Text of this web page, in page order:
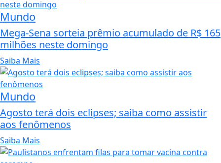
Mundo
Mega-Sena sorteia prêmio acumulado de R$ 165
milhões neste domingo
Saiba Mais
Mundo
Agosto terá dois eclipses; saiba como assistir
aos fenômenos
Saiba Mais